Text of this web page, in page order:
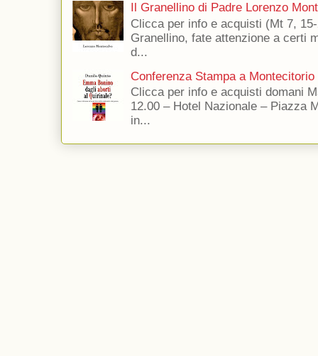
Il Granellino di Padre Lorenzo
Clicca per info e acquisti (Mt 7,
Granellino, fate attenzione a certi
d...
Conferenza Stampa a Montecitorio
Clicca per info e acquisti domani
12.00 – Hotel Nazionale – Piazza
in...